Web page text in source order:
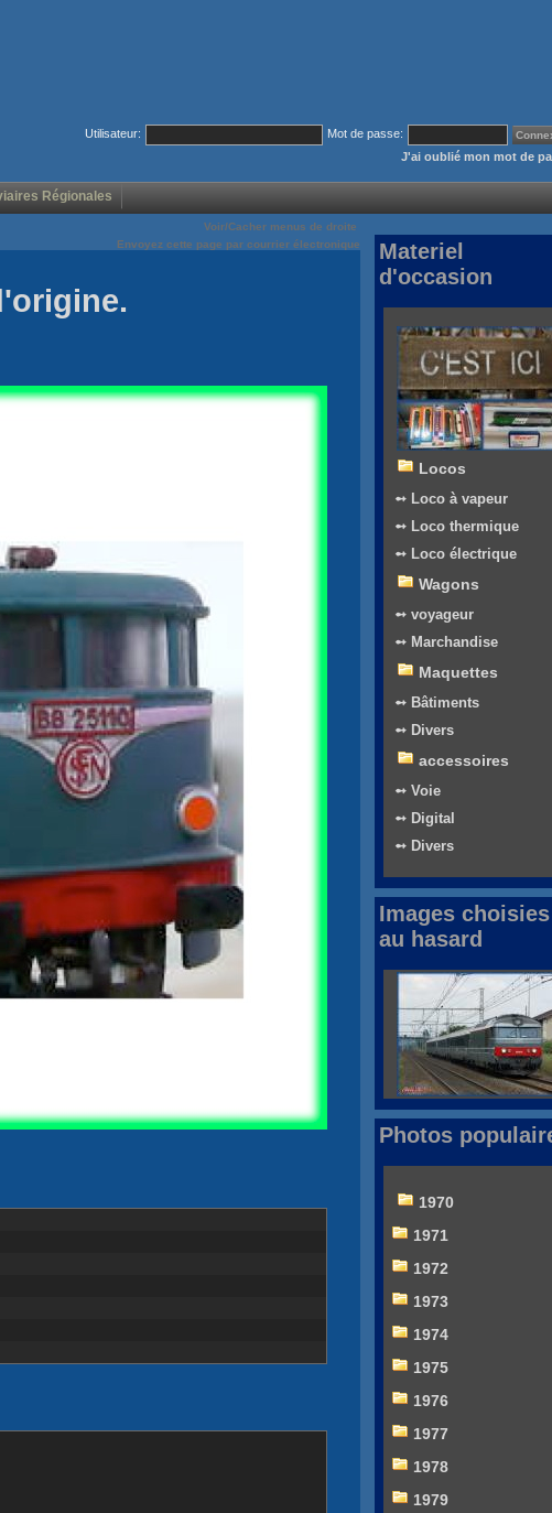
Utilisateur:
Mot de passe:
J'ai oublié mon mot de
Régionales
Voir/Cacher menus de droite
Envoyez cette page par courrier électronique
Materiel
d'occasion
Locos
➻ Loco à vapeur
➻ Loco thermique
➻ Loco électrique
Wagons
➻ voyageur
➻ Marchandise
Maquettes
➻ Bâtiments
➻ Divers
accessoires
➻ Voie
➻ Digital
➻ Divers
Images choisies
au hasard
Photos
1970
1971
1972
1973
1974
1975
1976
1977
1978
1979